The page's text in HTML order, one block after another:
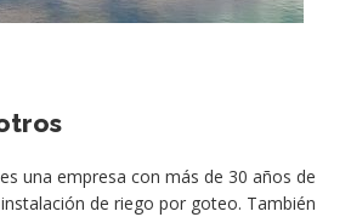
una empresa con más de 30 años de
de riego por goteo. También